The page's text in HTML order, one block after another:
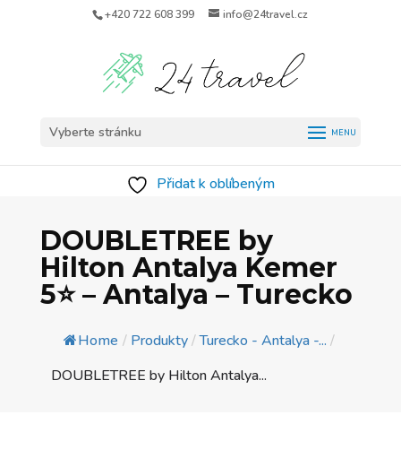
+420 722 608 399 info@24travel.cz
Vyberte stránku
Přidat k oblíbeným
DOUBLETREE by
Hilton Antalya Kemer
5⭐️ – Antalya – Turecko
Home / Produkty/Turecko - Antalya -... /
DOUBLETREE by Hilton Antalya...